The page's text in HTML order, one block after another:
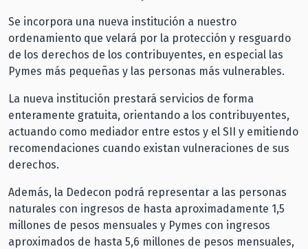
Se incorpora una nueva institución a nuestro
ordenamiento que velará por la protección y resguardo
de los derechos de los contribuyentes, en especial las
Pymes más pequeñas y las personas más vulnerables.
La nueva institución prestará servicios de forma
enteramente gratuita, orientando a los contribuyentes,
actuando como mediador entre estos y el SII y emitiendo
recomendaciones cuando existan vulneraciones de sus
derechos.
Además, la Dedecon podrá representar a las personas
naturales con ingresos de hasta aproximadamente 1,5
millones de pesos mensuales y Pymes con ingresos
aproximados de hasta 5,6 millones de pesos mensuales,